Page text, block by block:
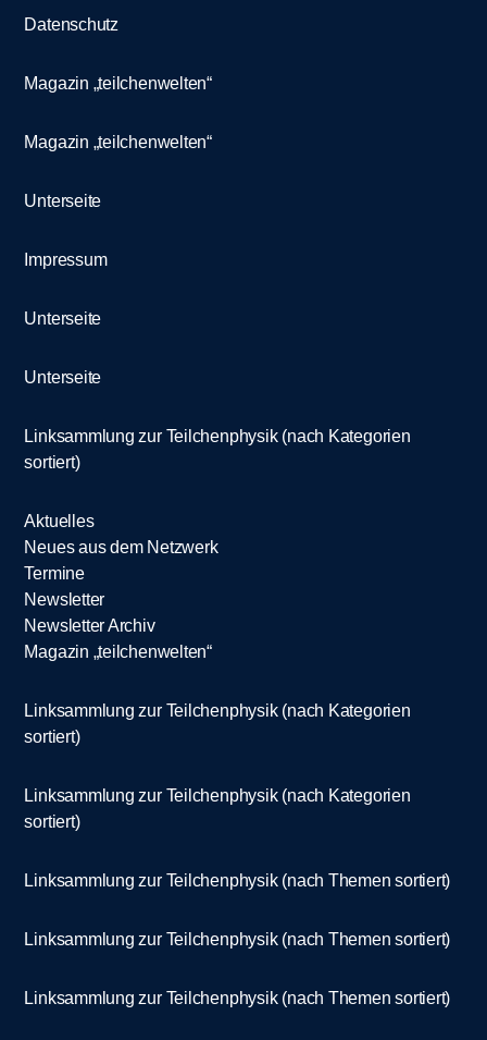
Datenschutz
Magazin „teilchenwelten“
Magazin „teilchenwelten“
Unterseite
Impressum
Unterseite
Unterseite
Linksammlung zur Teilchenphysik (nach Kategorien
sortiert)
Aktuelles
Neues aus dem Netzwerk
Termine
Newsletter
Newsletter Archiv
Magazin „teilchenwelten“
Linksammlung zur Teilchenphysik (nach Kategorien
sortiert)
Linksammlung zur Teilchenphysik (nach Kategorien
sortiert)
Linksammlung zur Teilchenphysik (nach Themen sortiert)
Linksammlung zur Teilchenphysik (nach Themen sortiert)
Linksammlung zur Teilchenphysik (nach Themen sortiert)